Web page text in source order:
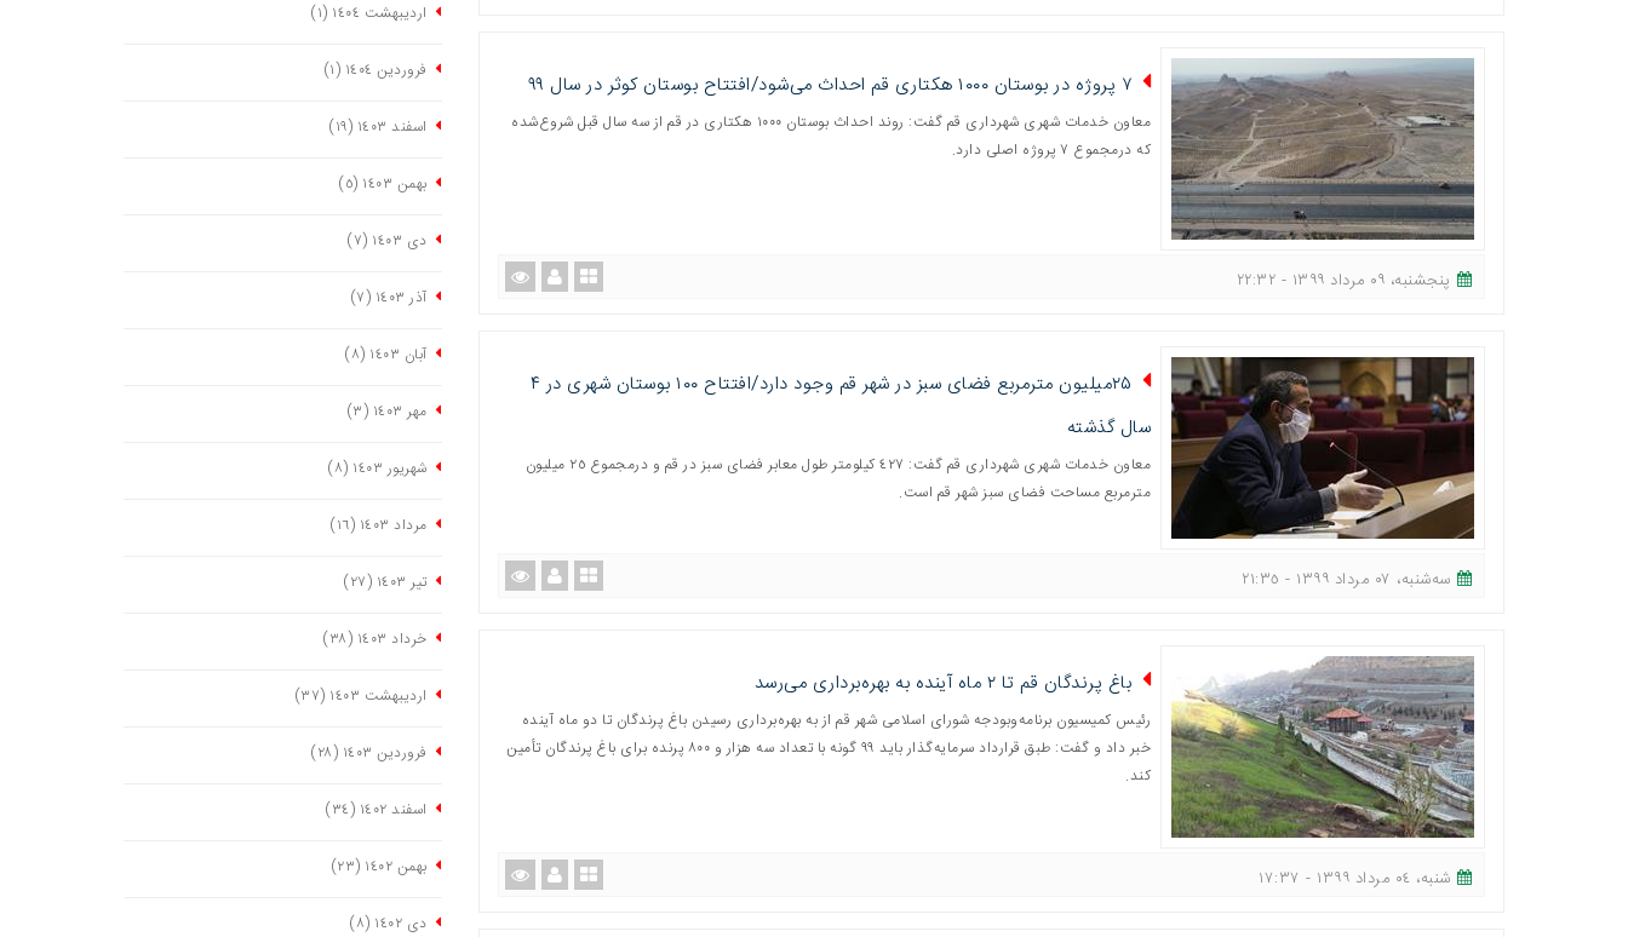
۷ پروژه در بوستان ۱۰۰۰ هکتاری قم احداث می‌شود/افتتاح بوستان کوثر در سال ۹۹
معاون خدمات شهری شهرداری قم گفت: روند احداث بوستان ١٠٠٠ هکتاری در قم از سه سال قبل شروع‌شده
که درمجموع ٧ پروژه اصلی دارد.
پنجشنبه، ٠٩ مرداد ١٣٩٩ - ٢٢:٣٢
۲۵میلیون مترمربع فضای سبز در شهر قم وجود دارد/افتتاح ۱۰۰ بوستان شهری در ۴
سال گذشته
معاون خدمات شهری شهرداری قم گفت: ٤٢٧ کیلومتر طول معابر فضای سبز در قم و درمجموع ٢٥ میلیون
مترمربع مساحت فضای سبز شهر قم است.
ﺳﻪشنبه، ٠٧ مرداد ١٣٩٩ - ٢١:٣٥
باغ پرندگان قم تا ۲ ماه آینده به بهره‌برداری می‌رسد
رئیس کمیسیون برنامه‌وبودجه شورای اسلامی شهر قم از به بهره‌برداری رسیدن باغ پرندگان تا دو ماه آینده
خبر داد و گفت: طبق قرارداد سرمایه‌گذار باید ۹۹ گونه با تعداد سه هزار و ۸۰۰ پرنده برای باغ پرندگان تأمین
کند.
شنبه، ٠٤ مرداد ١٣٩٩ - ١٧:٣٧
اردیبهشت ١٤٠٤ (١)
فروردین ١٤٠٤ (١)
اسفند ١٤٠٣ (١٩)
بهمن ١٤٠٣ (٥)
دی ١٤٠٣ (٧)
آذر ١٤٠٣ (٧)
آبان ١٤٠٣ (٨)
مهر ١٤٠٣ (٣)
شهریور ١٤٠٣ (٨)
مرداد ١٤٠٣ (١٦)
تیر ١٤٠٣ (٢٧)
خرداد ١٤٠٣ (٣٨)
اردیبهشت ١٤٠٣ (٣٧)
فروردین ١٤٠٣ (٢٨)
اسفند ١٤٠٢ (٣٤)
بهمن ١٤٠٢ (٢٣)
دی ١٤٠٢ (٨)